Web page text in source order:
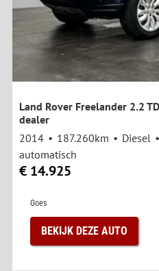
Land Rover Freelander 2.2
dealer
2014
187.260km Diesel
automatisch
€ 14.925
Goes
BEKIJK DEZE AUTO